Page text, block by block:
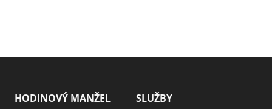
HODINOVÝ MANŽEL SLUŽBY